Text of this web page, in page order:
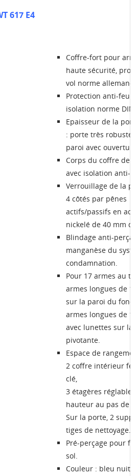
617 E4
Coffre-fort pour
haute sécurité,
vol norme
Protection anti-feu
isolation norme DIN
Epaisseur de la
: porte très robuste
paroi avec ouverture
Corps du coffre de
avec isolation anti-
Verrouillage de la
4 côtés par pênes
actifs/passifs en
nickelé de 40 mm
Blindage anti-
manganèse du
condamnation.
Pour 17 armes au
armes longues de
sur la paroi du fond,
armes longues de
avec lunettes sur la
pivotante.
Espace de
2 coffre intérieur
clé,
3 étagères réglables
hauteur au pas de
Sur la porte, 2
tiges de nettoyage.
Pré-perçage pour
sol.
Couleur : bleu nuit
Créer une nouvelle liste
D'ENVIES
Créer une liste d'envies
pour ajouter des produits à
Connexion